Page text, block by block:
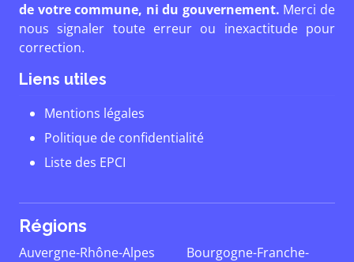
de votre commune, ni du gouvernement. Merci de
nous signaler toute erreur ou inexactitude pour
correction.
Liens utiles
Mentions légales
Politique de confidentialité
Liste des EPCI
Régions
Auvergne-Rhône-Alpes
Bourgogne-Franche-